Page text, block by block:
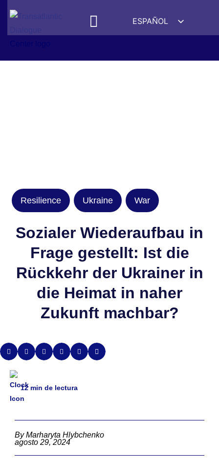
ESPAÑOL
ENGLISH
Resilience Ukraine War
Sozialer Wiederaufbau in
Frage gestellt: Ist die
Rückkehr der Ukrainer in
die Heimat in naher
Zukunft machbar?
12 min de lectura
By Marharyta Hlybchenko
agosto 29, 2024